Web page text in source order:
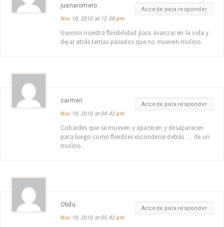
Accede para responder
juanaromero
Nov18, 2010 at 12:08pm
Usemos nuestra flexibilidad para avanzar en la vida y
dejar atrás temas pasados que no mueven molino.
Accede para responder
carmen
Nov18, 2010 at 04:42pm
Cobardes que se mueven y aparecen y desaparecen
para luego como flexibles esconderse detrás … de un
molino .
Accede para responder
Obdu
Nov18, 2010 at 05:42pm